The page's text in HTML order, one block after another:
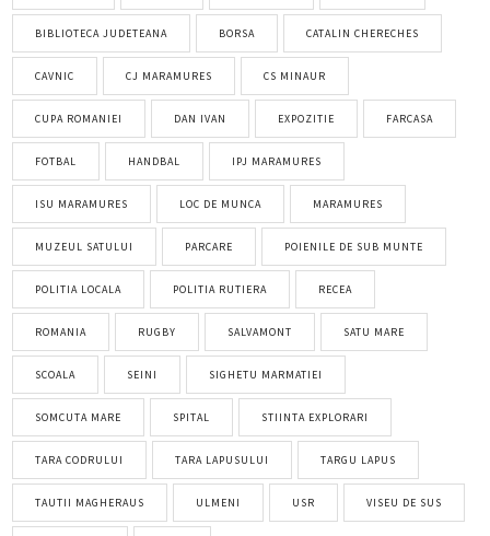
BIBLIOTECA JUDETEANA BORSA CATALIN CHERECHES
CAVNIC CJ MARAMURES CS MINAUR
CUPA ROMANIEI DAN IVAN EXPOZITIE FARCASA
FOTBAL HANDBAL IPJ MARAMURES
ISU MARAMURES LOC DE MUNCA MARAMURES
MUZEUL SATULUI PARCARE POIENILE DE SUB MUNTE
POLITIA LOCALA POLITIA RUTIERA RECEA
ROMANIA RUGBY SALVAMONT SATU MARE
SCOALA SEINI SIGHETU MARMATIEI
SOMCUTA MARE SPITAL STIINTA EXPLORARI
TARA CODRULUI TARA LAPUSULUI TARGU LAPUS
TAUTII MAGHERAUS ULMENI USR VISEU DE SUS